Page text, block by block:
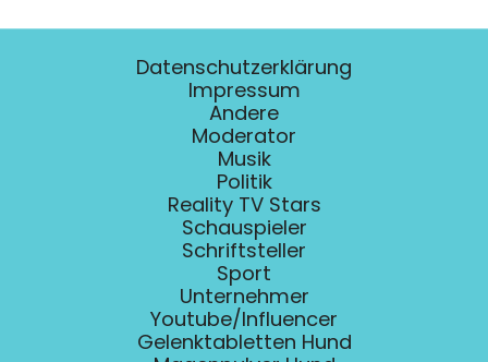
Datenschutzerklärung
Impressum
Andere
Moderator
Musik
Politik
Reality TV Stars
Schauspieler
Schriftsteller
Sport
Unternehmer
Youtube/Influencer
Gelenktabletten Hund